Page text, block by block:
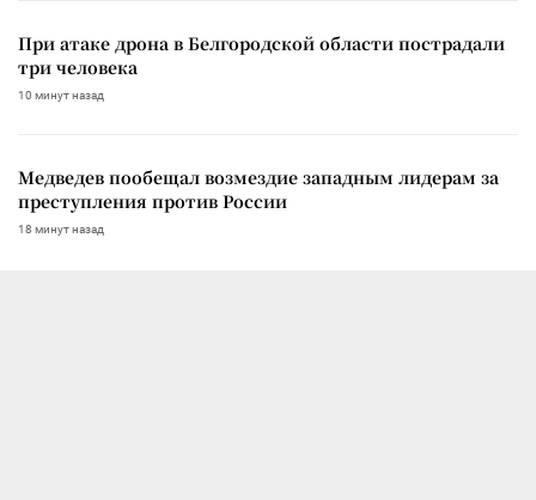
При атаке дрона в Белгородской области пострадали
три человека
10 минут назад
Медведев пообещал возмездие западным лидерам за
преступления против России
18 минут назад